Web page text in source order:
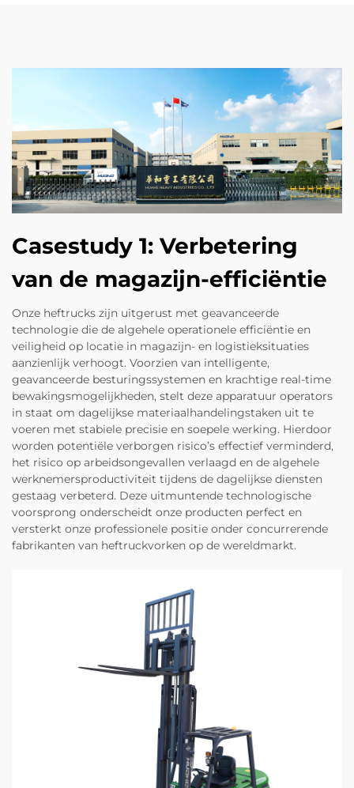
Casestudy 1: Verbetering
van de magazijn-efficiëntie
Onze heftrucks zijn uitgerust met geavanceerde
technologie die de algehele operationele efficiëntie en
veiligheid op locatie in magazijn- en logistieksituaties
aanzienlijk verhoogt. Voorzien van intelligente,
geavanceerde besturingssystemen en krachtige real-time
bewakingsmogelijkheden, stelt deze apparatuur operators
in staat om dagelijkse materiaalhandelingstaken uit te
voeren met stabiele precisie en soepele werking. Hierdoor
worden potentiële verborgen risico’s effectief verminderd,
het risico op arbeidsongevallen verlaagd en de algehele
werknemersproductiviteit tijdens de dagelijkse diensten
gestaag verbeterd. Deze uitmuntende technologische
voorsprong onderscheidt onze producten perfect en
versterkt onze professionele positie onder concurrerende
fabrikanten van heftruckvorken op de wereldmarkt.